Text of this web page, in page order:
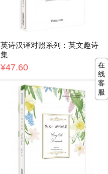
英诗汉译对照系列：英文趣诗
集
¥47.60
在
线
客
服